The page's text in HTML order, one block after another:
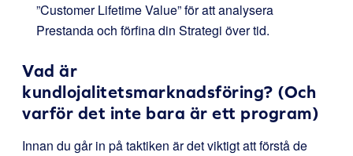
”Customer Lifetime Value” för att analysera
Prestanda och förfina din Strategi över tid.
Vad är
kundlojalitetsmarknadsföring? (Och
varför det inte bara är ett program)
Innan du går in på taktiken är det viktigt att förstå de